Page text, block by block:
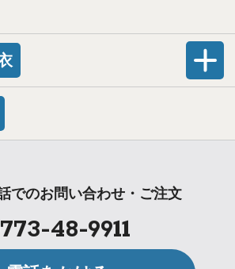
でのお問い合わせ・ご注文
48-9911